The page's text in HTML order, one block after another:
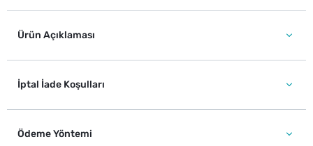
Ürün Açıklaması
İptal İade Koşulları
Ödeme Yöntemi